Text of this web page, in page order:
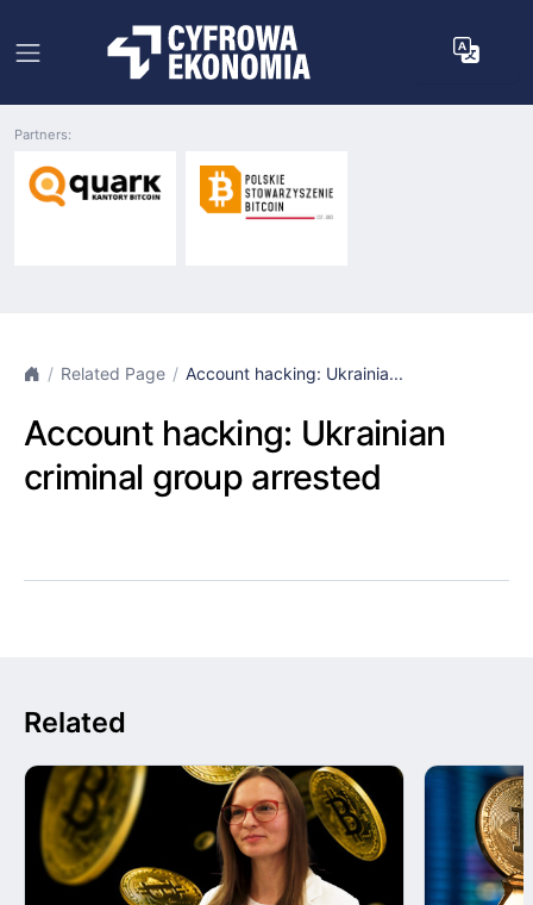
Partners:
Related Page Account hacking: Ukrainia...
Account hacking: Ukrainian
criminal group arrested
Related